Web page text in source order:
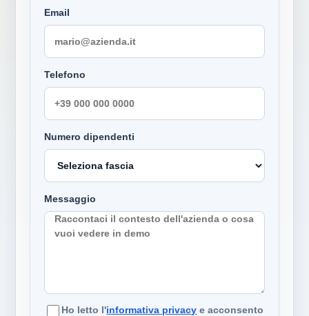
Email
Telefono
Numero dipendenti
Messaggio
Ho letto l'informativa privacy e acconsento